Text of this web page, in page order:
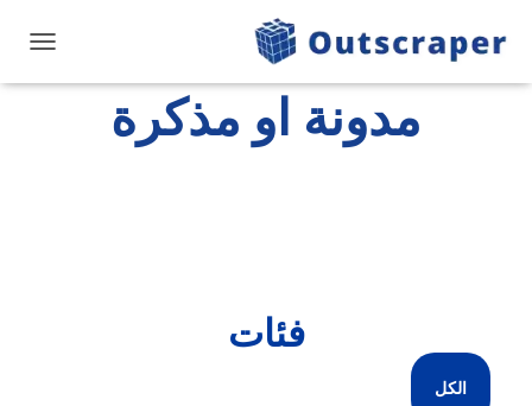
مدونة او مذكرة
فئات
الكل